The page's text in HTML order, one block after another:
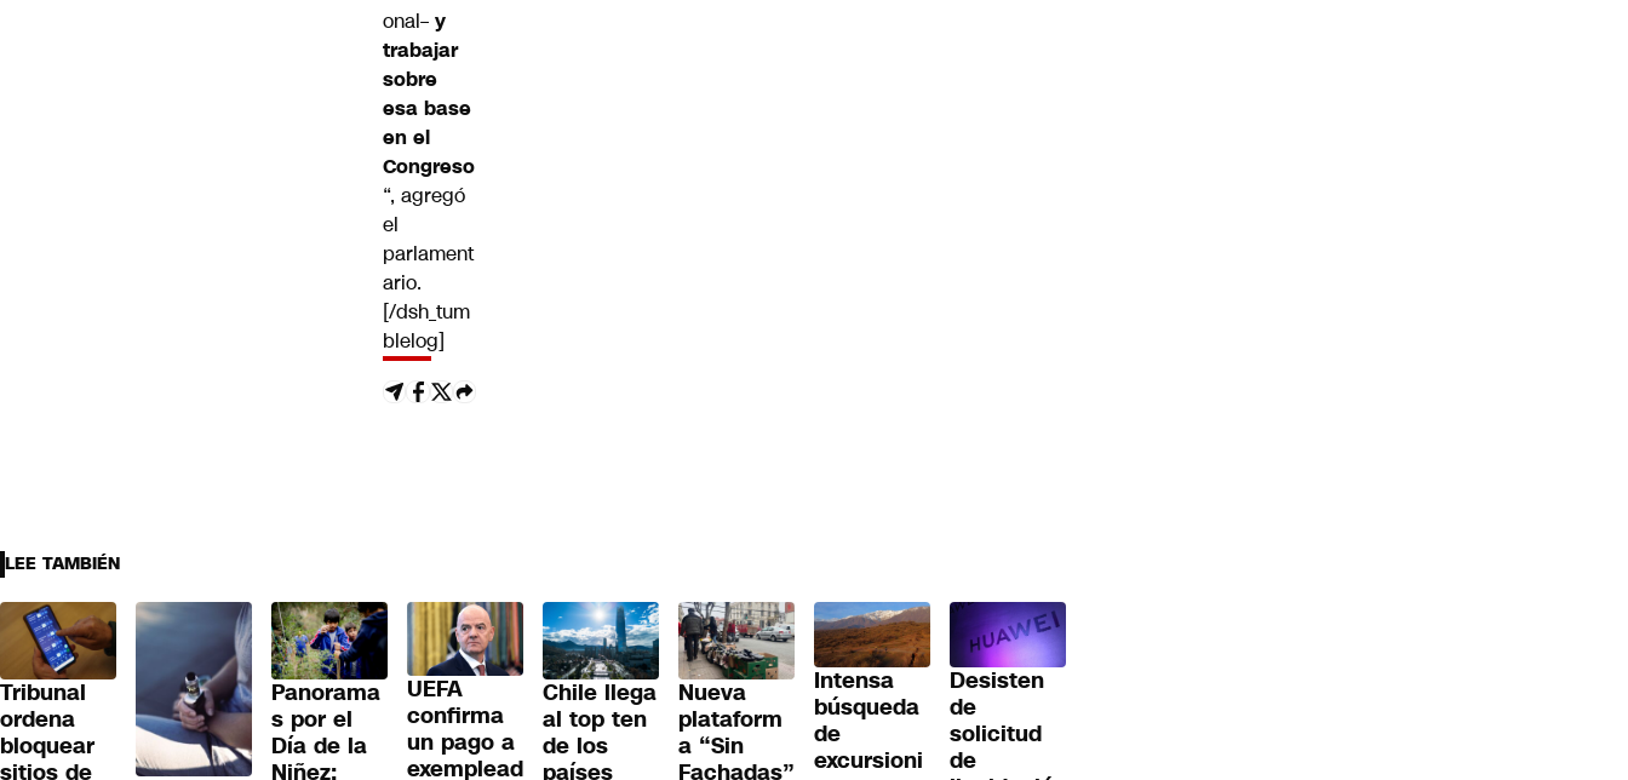
onal– y
trabajar
sobre
esa base
en el
Congreso
“, agregó
el
parlament
ario.
[/dsh_tum
blelog]
LEE TAMBIÉN
Tribunal
ordena
bloquear
sitios de
Panorama
s por el
Día de la
Niñez:
UEFA
confirma
un pago a
exemplead
Chile llega
al top ten
de los
países
Nueva
plataform
a “Sin
Fachadas”
Intensa
búsqueda
de
excursioni
Desisten
de
solicitud
de